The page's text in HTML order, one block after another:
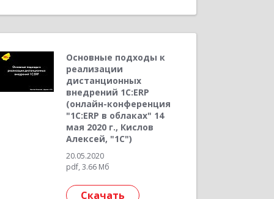
Основные подходы к
реализации
дистанционных
внедрений 1С:ERP
(онлайн-конференция
"1С:ERP в облаках" 14
мая 2020 г., Кислов
Алексей, "1С")
20.05.2020
pdf, 3.66 Мб
Скачать